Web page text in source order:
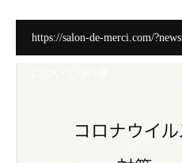
https://salon-de-merci.com/